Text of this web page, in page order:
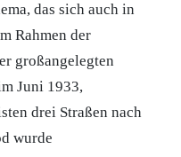
das sich auch in
Rahmen der
großangelegten
Juni 1933,
drei Straßen nach
wurde